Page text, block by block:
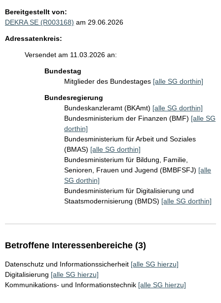
Bereitgestellt von:
DEKRA SE (R003168) am 29.06.2026
Adressatenkreis:
Versendet am 11.03.2026 an:
Bundestag
Mitglieder des Bundestages [alle SG dorthin]
Bundesregierung
Bundeskanzleramt (BKAmt) [alle SG dorthin]
Bundesministerium der Finanzen (BMF) [alle SG
dorthin]
Bundesministerium für Arbeit und Soziales
(BMAS) [alle SG dorthin]
Bundesministerium für Bildung, Familie,
Senioren, Frauen und Jugend (BMBFSFJ) [alle
SG dorthin]
Bundesministerium für Digitalisierung und
Staatsmodernisierung (BMDS) [alle SG dorthin]
Betroffene Interessenbereiche (3)
Datenschutz und Informationssicherheit [alle SG hierzu]
Digitalisierung [alle SG hierzu]
Kommunikations- und Informationstechnik [alle SG hierzu]